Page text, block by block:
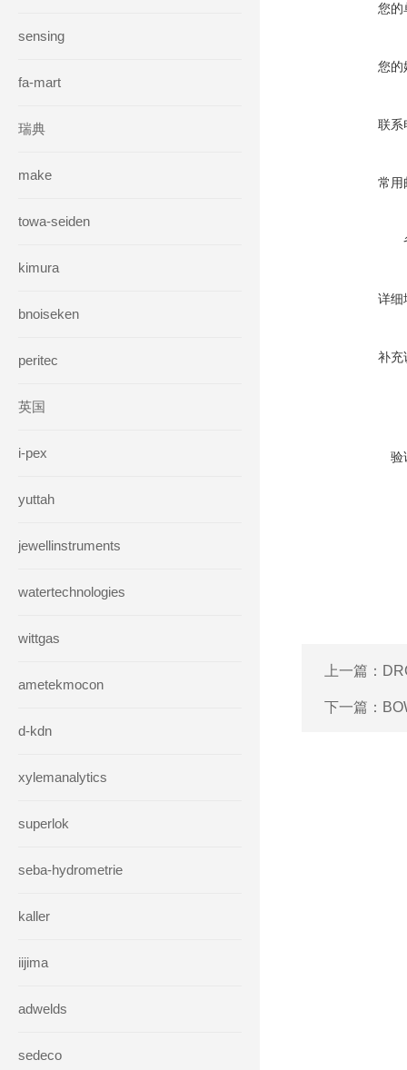
sensing
fa-mart
瑞典
make
towa-seiden
kimura
bnoiseken
peritec
英国
i-pex
yuttah
jewellinstruments
watertechnologies
wittgas
ametekmocon
d-kdn
xylemanalytics
superlok
seba-hydrometrie
kaller
iijima
adwelds
sedeco
您的
您的
联系
常用
详细
补充
验
上一篇：
下一篇：